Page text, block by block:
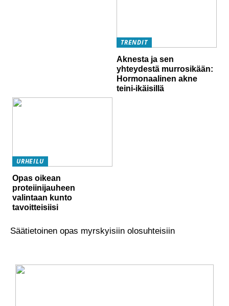
TRENDIT
Aknesta ja sen
yhteydestä murrosikään:
Hormonaalinen akne
teini-ikäisillä
URHEILU
Opas oikean
proteiinijauheen
valintaan kunto
tavoitteisiisi
Säätietoinen opas myrskyisiin olosuhteisiin